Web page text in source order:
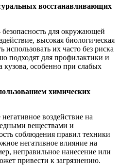
восстанавливающих
для окружающей
высокая биологическая
использовать их часто без риска
подходят для профилактики и
особенно при слабых
химических
воздействие на
веществами и
соблюдения правил техники
негативное влияние на
неправильное нанесение или
привести к загрязнению.